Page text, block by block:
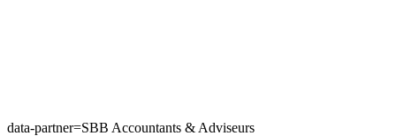
data-partner=SBB Accountants & Adviseurs